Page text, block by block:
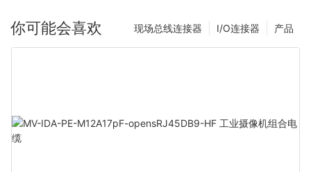
你可能会喜欢 产品
I/O连接器
现场总线连接器